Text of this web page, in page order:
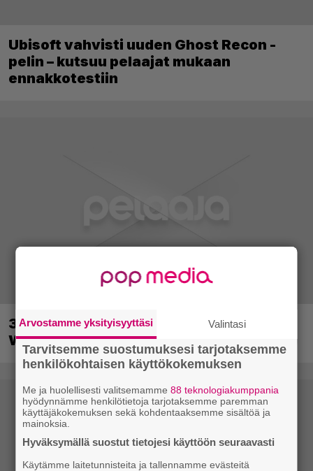
Ubisoft vahvisti uuden Ghost Recon -
pelin – kutsuu pelaajat mukaan
ennakkotestiin
30-vuotias Quake sai uuden episodin
Wolfenstein-kehittäjiltä
Arvostamme yksityisyyttäsi Valintasi
Tarvitsemme suostumuksesi tarjotaksemme
henkilökohtaisen käyttökokemuksen
Me ja huolellisesti valitsemamme88 teknologiakumppania
hyödynnämme henkilötietoja tarjotaksemme paremman
käyttäjäkokemuksen sekä kohdentaaksemme sisältöä ja
mainoksia.
Hyväksymällä suostut tietojesi käyttöön seuraavasti
Käytämme laitetunnisteita ja tallennamme evästeitä